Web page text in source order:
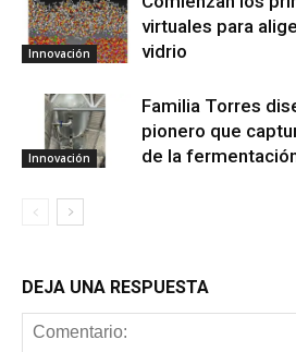
Innovación
virtuales para
vidrio
Innovación
Familia Torres
pionero que
de la
DEJA UNA RESPUESTA